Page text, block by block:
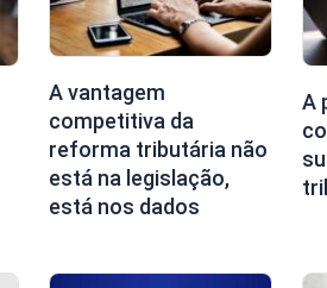
A vantagem
competitiva da
reforma tributária não
está na legislação,
está nos dados
A